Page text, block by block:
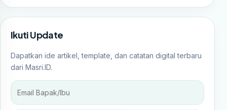
Ikuti Update
Dapatkan ide artikel, template, dan catatan digital terbaru
dari Masri.ID.